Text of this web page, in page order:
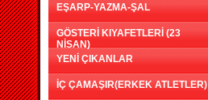
EŞARP-YAZMA-ŞAL
GÖSTERİ KIYAFETLERİ (23
NİSAN)
YENİ ÇIKANLAR
İÇ ÇAMAŞIR(ERKEK ATLETLER)